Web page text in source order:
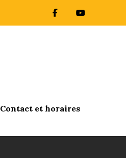
Contact et horaires